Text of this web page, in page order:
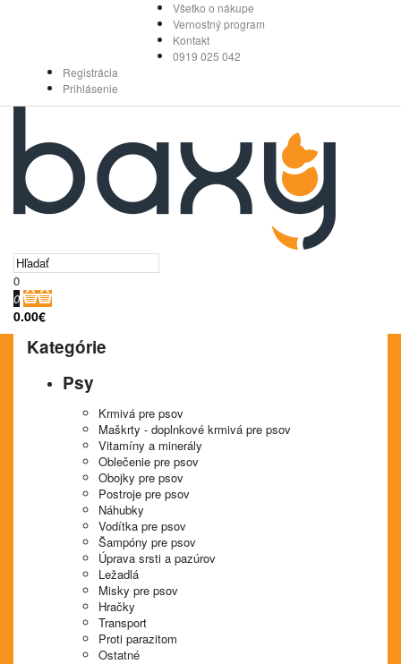
Všetko o nákupe
Vernostný program
Kontakt
0919 025 042
Registrácia
Prihlásenie
0
0
0.00€
Kategórie
Psy
Krmivá pre psov
Maškrty - doplnkové krmivá pre psov
Vitamíny a minerály
Oblečenie pre psov
Obojky pre psov
Postroje pre psov
Náhubky
Vodítka pre psov
Šampóny pre psov
Úprava srsti a pazúrov
Ležadlá
Misky pre psov
Hračky
Transport
Proti parazitom
Ostatné